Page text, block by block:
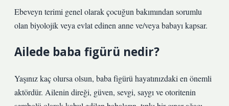
Ebeveyn terimi genel olarak çocuğun bakımından sorumlu
olan biyolojik veya evlat edinen anne ve/veya babayı kapsar.
Ailede baba figürü nedir?
Yaşınız kaç olursa olsun, baba figürü hayatınızdaki en önemli
aktördür. Ailenin direği, güven, sevgi, saygı ve otoritenin